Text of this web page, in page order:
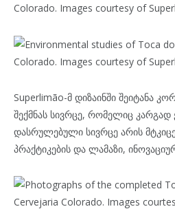
Superlimão-მ დიზაინში შეიტანა
შექმნას სივრცე, რომელიც კარგად
დასრულებული სივრცე არის
პრაქტიკების და ლამაზი,